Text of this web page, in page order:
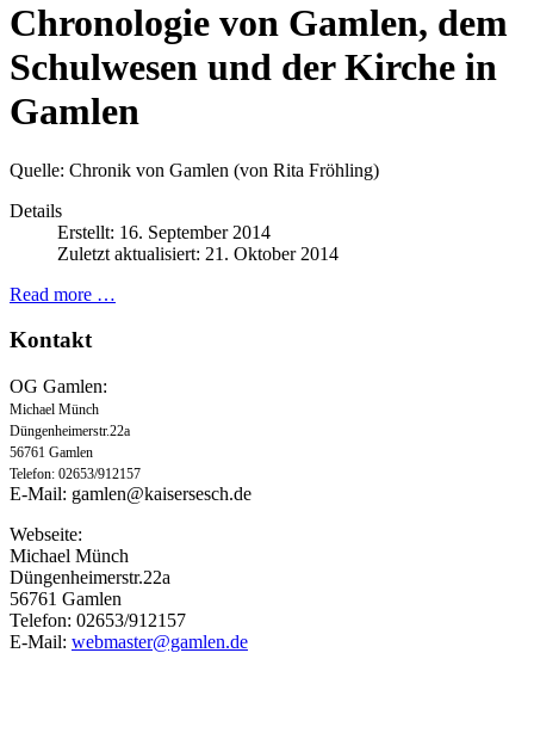
Chronologie von Gamlen, dem
Schulwesen und der Kirche in
Gamlen
Quelle: Chronik von Gamlen (von Rita Fröhling)
Details
Erstellt: 16. September 2014
Zuletzt aktualisiert: 21. Oktober 2014
Read more …
Kontakt
OG Gamlen:
Michael Münch
Düngenheimerstr.22a
56761 Gamlen
Telefon: 02653/912157
E-Mail: gamlen@kaisersesch.de
Webseite:
Michael Münch
Düngenheimerstr.22a
56761 Gamlen
Telefon: 02653/912157
E-Mail: webmaster@gamlen.de